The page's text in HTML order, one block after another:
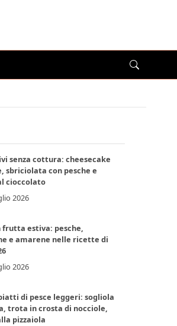
senza cottura: cheesecake
sbriciolata con pesche e
cioccolato
2026
frutta estiva: pesche,
e amarene nelle ricette di
2026
di pesce leggeri: sogliola
trota in crosta di nocciole,
pizzaiola